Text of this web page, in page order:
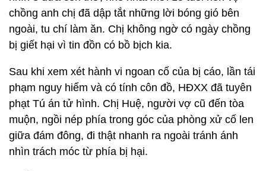
chồng anh chị đã dập tắt những lời bóng gió bên
ngoài, tu chí làm ăn. Chị không ngờ có ngày chồng
bị giết hại vì tin đồn có bồ bịch kia.
Sau khi xem xét hành vi ngoan cố của bị cáo, lần tái
phạm nguy hiểm và có tính côn đồ, HĐXX đã tuyên
phạt Tú án tử hình. Chị Huệ, người vợ cũ đến tòa
muộn, ngồi nép phía trong góc của phòng xử cố len
giữa đám đông, đi thật nhanh ra ngoài tránh ánh
nhìn trách móc từ phía bị hại.